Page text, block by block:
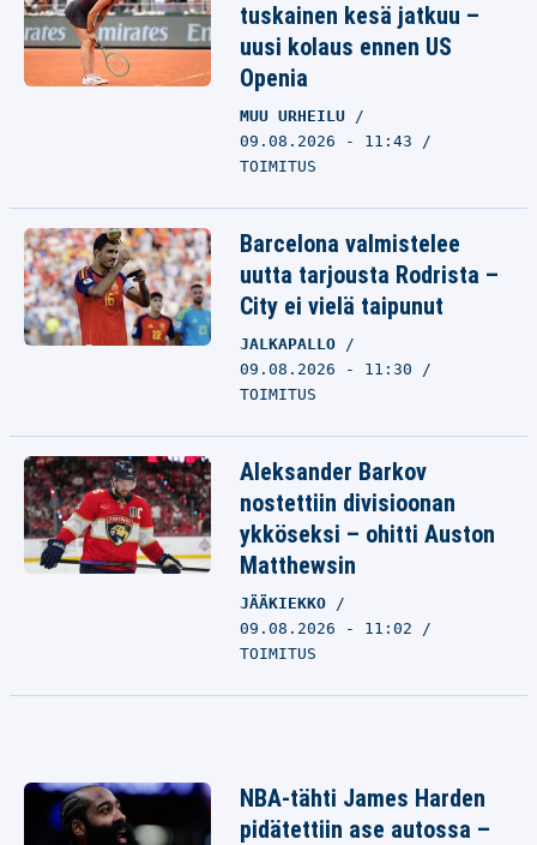
tuskainen kesä jatkuu –
uusi kolaus ennen US
Openia
MUU URHEILU
09.08.2026 - 11:43
TOIMITUS
Barcelona valmistelee
uutta tarjousta Rodrista –
City ei vielä taipunut
JALKAPALLO
09.08.2026 - 11:30
TOIMITUS
Aleksander Barkov
nostettiin divisioonan
ykköseksi – ohitti Auston
Matthewsin
JÄÄKIEKKO
09.08.2026 - 11:02
TOIMITUS
NBA-tähti James Harden
pidätettiin ase autossa –